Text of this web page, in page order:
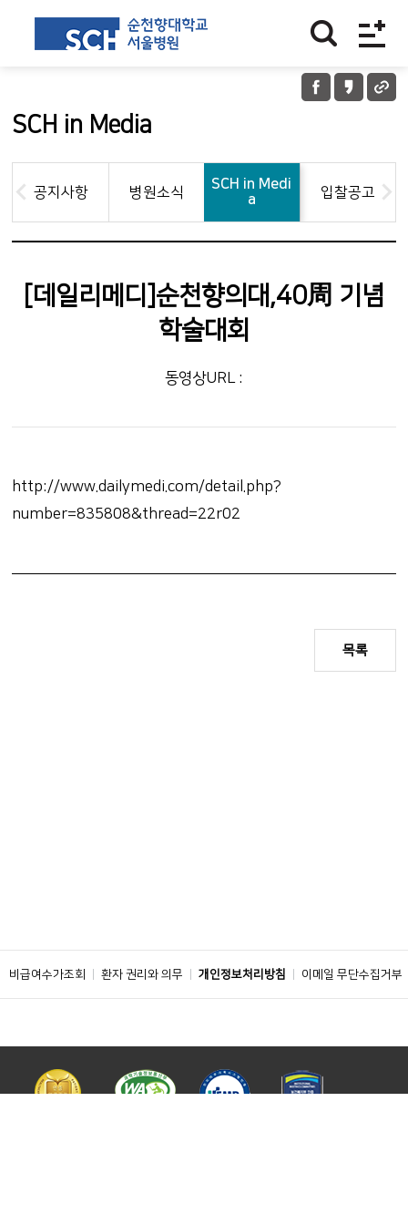
SCH in Media
공지사항 병원소식
SCH in Medi
a
입찰공고
[데일리메디]순천향의대,40周 기념
학술대회
동영상URL :
http://www.dailymedi.com/detail.php?
number=835808&thread=22r02
목록
비급여수가조회 환자 권리와 의무 개인정보처리방침 이메일 무단수집거부